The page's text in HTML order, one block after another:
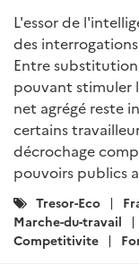
L'essor de
des
Entre
pouvant stimuler
net agrégé reste
certains
décrochage
pouvoirs publics
Catégories
:
Tresor-Eco
Marche-du-travail
Competitivite